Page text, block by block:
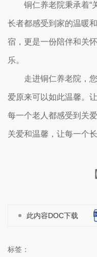
铜仁养老院秉承着“
长者都感受到家的温暖
宿，更是一份陪伴和关
乐。
走进铜仁养老院，
爱原来可以如此温馨。
每一个老人都感受到关
关爱和温馨，让每一个
此内容DOC下载
标签：